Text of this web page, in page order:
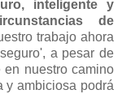
inteligente y
de
trabajo ahora
a pesar de
en nuestro camino
y ambiciosa podrá